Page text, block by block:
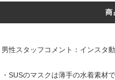
商
男性スタッフコメント：インスタ
・SUSのマスクは薄手の水着素